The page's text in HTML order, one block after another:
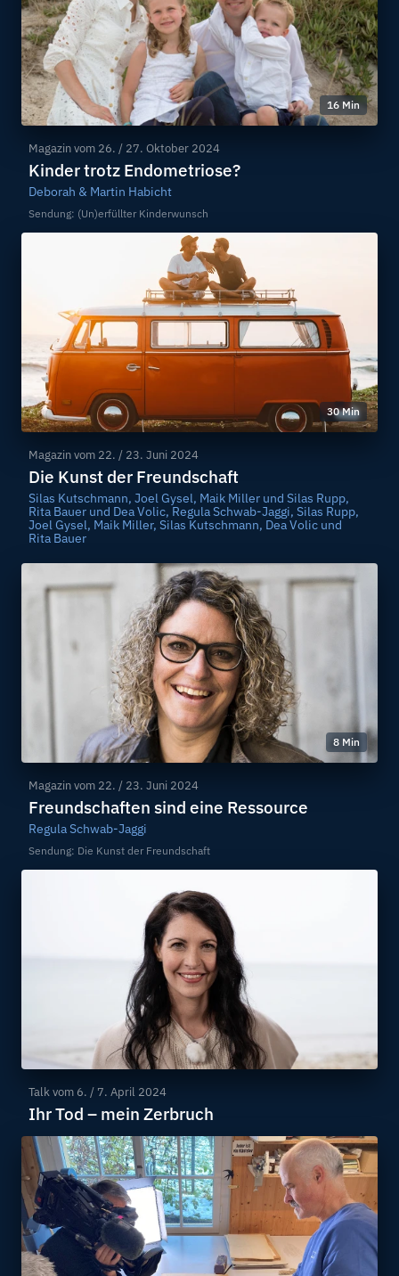
16 Min
Magazin vom 26. / 27. Oktober 2024
Kinder trotz Endometriose?
Deborah & Martin Habicht
Sendung: (Un)erfüllter Kinderwunsch
30 Min
Magazin vom 22. / 23. Juni 2024
Die Kunst der Freundschaft
Silas Kutschmann, Joel Gysel, Maik Miller und Silas Rupp,
Rita Bauer und Dea Volic, Regula Schwab-Jaggi, Silas Rupp,
Joel Gysel, Maik Miller, Silas Kutschmann, Dea Volic und
Rita Bauer
8 Min
Magazin vom 22. / 23. Juni 2024
Freundschaften sind eine Ressource
Regula Schwab-Jaggi
Sendung: Die Kunst der Freundschaft
Talk vom 6. / 7. April 2024
Ihr Tod – mein Zerbruch